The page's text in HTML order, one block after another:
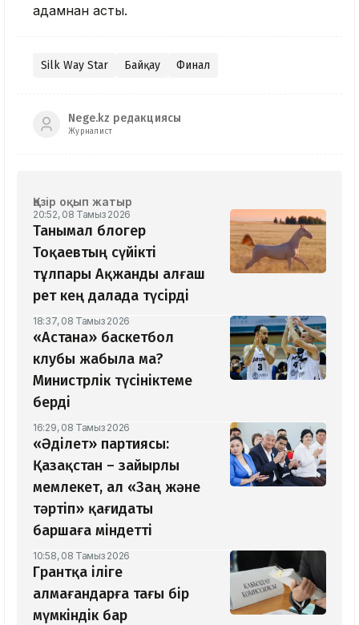
адамнан асты.
Silk Way Star Байқау Финал
Nege.kz редакциясы
Журналист
Қазір оқып жатыр
20:52, 08 Тамыз 2026
Танымал блогер
Тоқаевтың сүйікті
тұлпары Ақжанды алғаш
рет кең далада түсірді
18:37, 08 Тамыз 2026
«Астана» баскетбол
клубы жабыла ма?
Министрлік түсініктеме
берді
16:29, 08 Тамыз 2026
«Әділет» партиясы:
Қазақстан – зайырлы
мемлекет, ал «Заң және
тәртіп» қағидаты
баршаға міндетті
10:58, 08 Тамыз 2026
Грантқа іліге
алмағандарға тағы бір
мүмкіндік бар